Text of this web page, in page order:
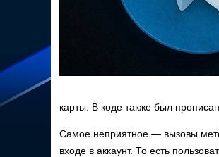
карты. В коде также был
Самое неприятное — вызовы
входе в аккаунт. То есть